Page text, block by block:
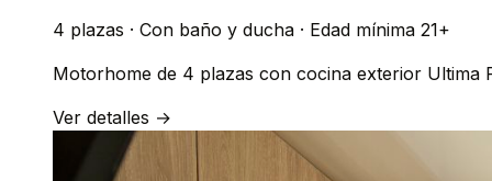
4 plazas · Con baño y ducha · Edad mínima 21+
Motorhome de 4 plazas con cocina exterior Ultima
Ver detalles →